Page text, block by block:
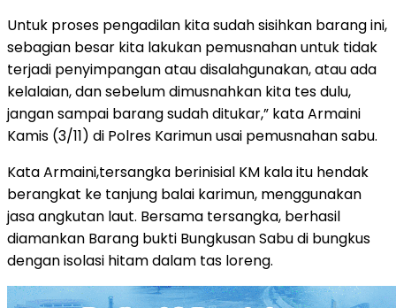
Untuk proses pengadilan kita sudah sisihkan barang ini,
sebagian besar kita lakukan pemusnahan untuk tidak
terjadi penyimpangan atau disalahgunakan, atau ada
kelalaian, dan sebelum dimusnahkan kita tes dulu,
jangan sampai barang sudah ditukar,” kata Armaini
Kamis (3/11) di Polres Karimun usai pemusnahan sabu.
Kata Armaini,tersangka berinisial KM kala itu hendak
berangkat ke tanjung balai karimun, menggunakan
jasa angkutan laut. Bersama tersangka, berhasil
diamankan Barang bukti Bungkusan Sabu di bungkus
dengan isolasi hitam dalam tas loreng.